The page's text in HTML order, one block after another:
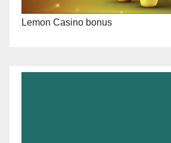
Lemon Casino bonus